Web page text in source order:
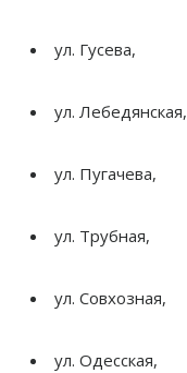
ул. Гусева,
ул. Лебедянская,
ул. Пугачева,
ул. Трубная,
ул. Совхозная,
ул. Одесская,